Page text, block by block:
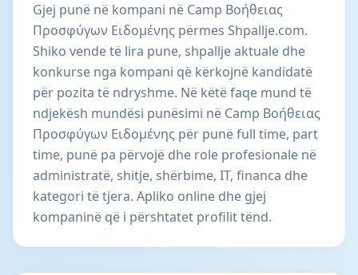
Gjej punë në kompani në Camp Βοήθειας
Προσφύγων Ειδoμένης përmes Shpallje.com.
Shiko vende të lira pune, shpallje aktuale dhe
konkurse nga kompani që kërkojnë kandidatë
për pozita të ndryshme. Në këtë faqe mund të
ndjekësh mundësi punësimi në Camp Βοήθειας
Προσφύγων Ειδoμένης për punë full time, part
time, punë pa përvojë dhe role profesionale në
administratë, shitje, shërbime, IT, financa dhe
kategori të tjera. Apliko online dhe gjej
kompaninë që i përshtatet profilit tënd.